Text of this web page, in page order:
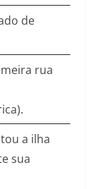
de
rua
a ilha
sua